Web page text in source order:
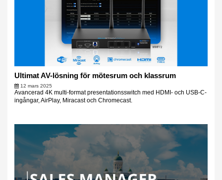
Ultimat AV-lösning för mötesrum och klassrum
12 mars 2025
Avancerad 4K multi-format presentationsswitch med HDMI- och USB-C-
ingångar, AirPlay, Miracast och Chromecast.